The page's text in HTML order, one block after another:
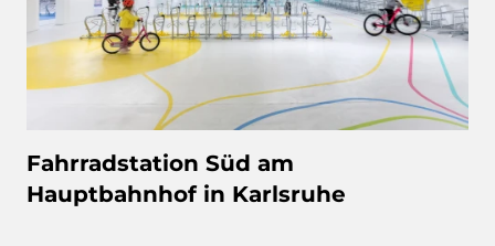
Fahrradstation Süd am
Hauptbahnhof in Karlsruhe